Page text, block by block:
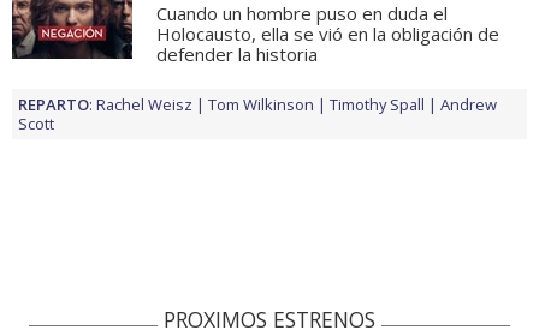
Cuando un hombre puso en duda el
Holocausto, ella se vió en la obligación de
defender la historia
REPARTO: Rachel Weisz Tom Wilkinson Timothy Spall
Andrew
Scott
PROXIMOS ESTRENOS